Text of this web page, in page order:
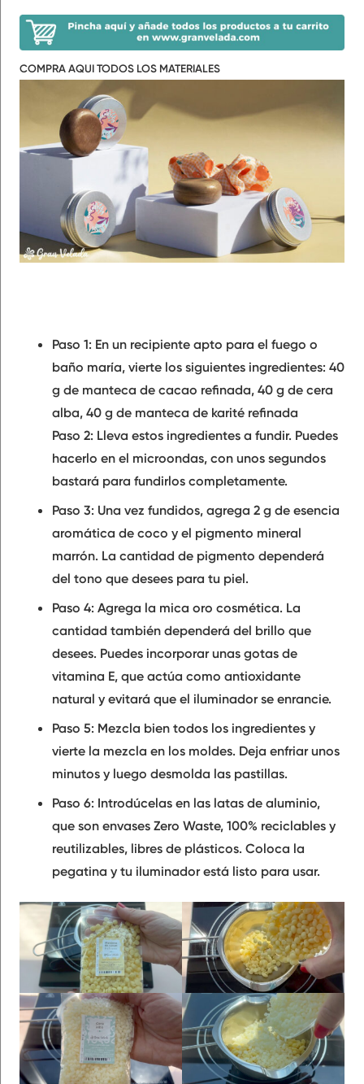
COMPRA AQUI TODOS LOS MATERIALES
Paso 1: En un recipiente apto para el fuego o
baño maría, vierte los siguientes ingredientes: 40
g de manteca de cacao refinada, 40 g de cera
alba, 40 g de manteca de karité refinada
Paso 2: Lleva estos ingredientes a fundir. Puedes
hacerlo en el microondas, con unos segundos
bastará para fundirlos completamente.
Paso 3: Una vez fundidos, agrega 2 g de esencia
aromática de coco y el pigmento mineral
marrón. La cantidad de pigmento dependerá
del tono que desees para tu piel.
Paso 4: Agrega la mica oro cosmética. La
cantidad también dependerá del brillo que
desees. Puedes incorporar unas gotas de
vitamina E, que actúa como antioxidante
natural y evitará que el iluminador se enrancie.
Paso 5: Mezcla bien todos los ingredientes y
vierte la mezcla en los moldes. Deja enfriar unos
minutos y luego desmolda las pastillas.
Paso 6: Introdúcelas en las latas de aluminio,
que son envases Zero Waste, 100% reciclables y
reutilizables, libres de plásticos. Coloca la
pegatina y tu iluminador está listo para usar.